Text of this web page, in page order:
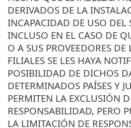
DERIVADOS DE LA
INCAPACIDAD DE USO DEL
INCLUSO EN EL CASO DE
O A SUS PROVEEDORES DE
FILIALES SE LES HAYA
POSIBILIDAD DE DICHOS
DETERMINADOS PAÍSES Y
PERMITEN LA EXCLUSIÓN
RESPONSABILIDAD, PERO
LA LIMITACIÓN DE